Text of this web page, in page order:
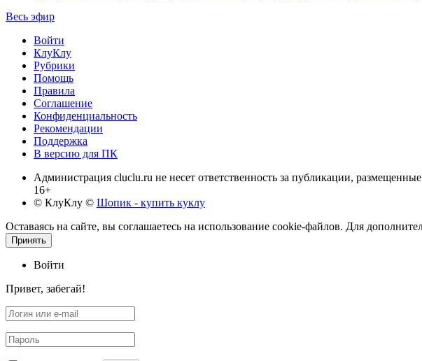
Весь эфир
Войти
КлуКлу
Рубрики
Помощь
Правила
Соглашение
Конфиденциальность
Рекомендации
Поддержка
В версию для ПК
Администрация cluclu.ru не несет ответственность за публикации,
16+
© КлуКлу © Шопик - купить куклу
Оставаясь на сайте, вы соглашаетесь на использование cookie-файлов. Для
Принять
Войти
Привет, забегай!